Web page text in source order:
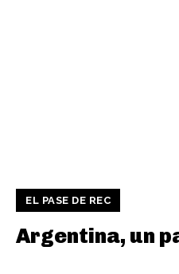
EL PASE DE REC
Argentina, un